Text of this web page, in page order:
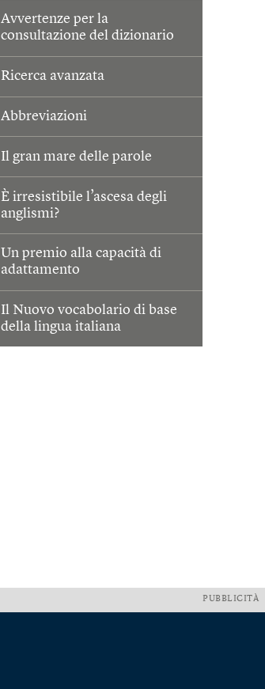
Avvertenze per la
consultazione del dizionario
Ricerca avanzata
Abbreviazioni
Il gran mare delle parole
È irresistibile l’ascesa degli
anglismi?
Un premio alla capacità di
adattamento
Il Nuovo vocabolario di base
della lingua italiana
PUBBLICITÀ